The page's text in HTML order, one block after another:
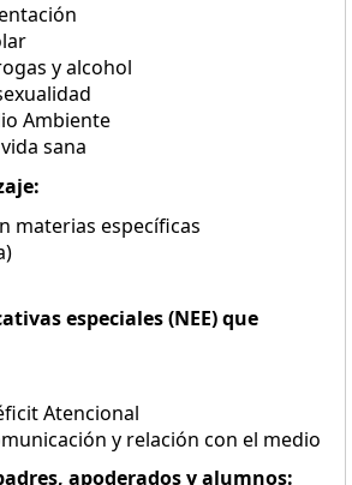
y alcohol
Ambiente
sana
materias específicas
especiales (NEE) que
Atencional
y relación con el medio
apoderados y alumnos: